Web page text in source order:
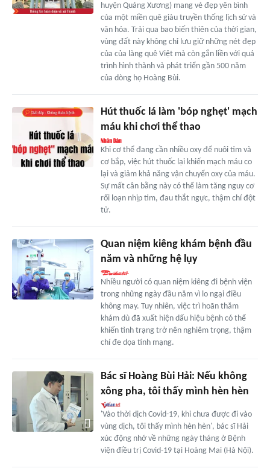
huyện Quảng Xương) mang vẻ đẹp yên bình
của một miền quê giàu truyền thống lịch sử và
văn hóa. Trải qua bao biến thiên của thời gian,
vùng đất này không chỉ lưu giữ những nét đẹp
của của làng quê Việt mà còn gắn liền với quá
trình hình thành và phát triển gần 500 năm
của dòng họ Hoàng Bùi.
Hút thuốc lá làm 'bóp nghẹt' mạch
máu khi chơi thể thao
Khi cơ thể đang cần nhiều oxy để nuôi tim và
cơ bắp, việc hút thuốc lại khiến mạch máu co
lại và giảm khả năng vận chuyển oxy của máu.
Sự mất cân bằng này có thể làm tăng nguy cơ
rối loạn nhịp tim, đau thắt ngực, thậm chí đột
tử.
Quan niệm kiêng khám bệnh đầu
năm và những hệ lụy
Nhiều người có quan niệm kiêng đi bệnh viện
trong những ngày đầu năm vì lo ngại điều
không may. Tuy nhiên, việc trì hoãn thăm
khám dù đã xuất hiện dấu hiệu bệnh có thể
khiến tình trạng trở nên nghiêm trọng, thậm
chí đe dọa tính mạng.
Bác sĩ Hoàng Bùi Hải: Nếu không
xông pha, tôi thấy mình hèn hèn
'Vào thời dịch Covid-19, khi chưa được đi vào
vùng dịch, tôi thấy mình hèn hèn', bác sĩ Hải
xúc động nhớ về những ngày tháng ở Bệnh
viện điều trị Covid-19 tại Hoàng Mai (Hà Nội).